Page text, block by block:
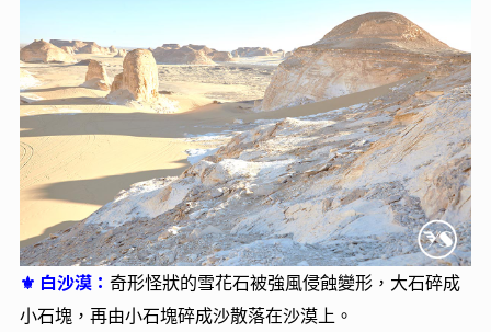
⚜ 白沙漠： 奇形怪狀的雪花石被強風侵蝕變形，大石碎成
小石塊，再由小石塊碎成沙散落在沙漠上。